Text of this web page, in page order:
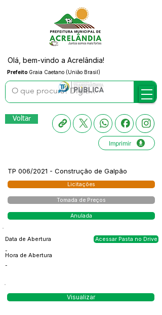
Prefeito Graia Caetano (União Brasil)
Olá, bem-vindo a Acrelândia!
Voltar
Imprimir
TP 006/2021 - Construção de Galpão
Licitações
Tomada de Preços
Anulada
Data de Abertura
-
Hora de Abertura
-
Acessar Pasta no Drive
Visualizar